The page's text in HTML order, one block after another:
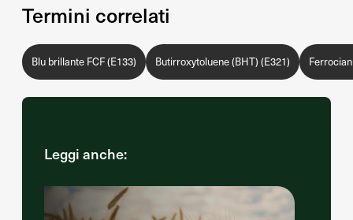
Termini correlati
Blu brillante FCF (E133) Butirroxytoluene (BHT) (E321)
Leggi anche: